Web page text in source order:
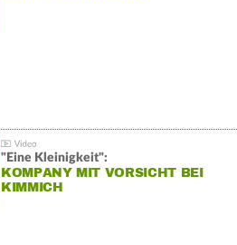
"Eine Kleinigkeit":
KOMPANY MIT VORSICHT BEI
KIMMICH